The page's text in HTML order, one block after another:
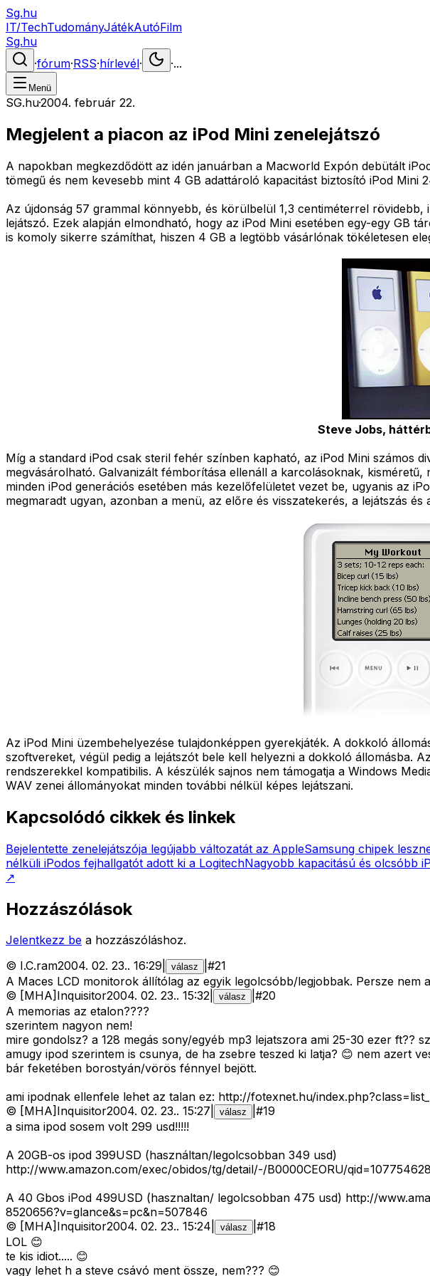
Sg.hu
IT/TechTudományJátékAutóFilm
Sg.hu
·fórum·RSS·hírlevél· ·...
Menü
SG.hu·2004. február 22.
Megjelent a piacon az iPod Mini zenelejátszó
A napokban megkezdődött az idén januárban a Macworld Expón debütált
tömegű és nem kevesebb mint 4 GB adattároló kapacitást biztosító iPod Mini
Az újdonság 57 grammal könnyebb, és körülbelül 1,3 centiméterrel
lejátszó. Ezek alapján elmondható, hogy az iPod Mini esetében egy-egy GB
is komoly sikerre számíthat, hiszen 4 GB a legtöbb vásárlónak tökéletesen
Steve Jobs,
Míg a standard iPod csak steril fehér színben kapható, az iPod Mini számos
megvásárolható. Galvanizált fémborítása ellenáll a karcolásoknak,
minden iPod generációs esetében más kezelőfelületet vezet be, ugyanis az
megmaradt ugyan, azonban a menü, az előre és visszatekerés, a lejátszás
Az iPod Mini üzembehelyezése tulajdonképpen gyerekjáték. A dokkoló
szoftvereket, végül pedig a lejátszót bele kell helyezni a dokkoló állomásba.
rendszerekkel kompatibilis. A készülék sajnos nem támogatja a Windows
WAV zenei állományokat minden további nélkül képes lejátszani.
Kapcsolódó cikkek és linkek
Bejelentette zenelejátszója legújabb változatát az AppleSamsung chipek
nélküli iPodos fejhallgatót adott ki a LogitechNagyobb kapacitású és olcsóbb
↗
Hozzászólások
Jelentkezz be a hozzászóláshoz.
© I.C.ram2004. 02. 23.. 16:29 válasz #21
A Maces LCD monitorok állítólag az egyik legolcsóbb/legjobbak. Persze nem
© [MHA]Inquisitor2004. 02. 23.. 15:32 válasz #20
A memorias az etalon????
szerintem nagyon nem!
mire gondolsz? a 128 megás sony/egyéb mp3 lejatszora ami 25-30 ezer ft??
amugy ipod szerintem is csunya, de ha zsebre teszed ki latja? 😊 nem azert
bár feketében borostyán/vörös fénnyel bejött.
ami ipodnak ellenfele lehet az talan ez: http://fotexnet.hu/
© [MHA]Inquisitor2004. 02. 23.. 15:27 válasz #19
a sima ipod sosem volt 299 usd!!!!!
A 20GB-os ipod 399USD (használtan/legolcsobban 349 usd)
http://www.amazon.com/exec/obidos/tg/detail/-/B0000CEORU/
A 40 Gbos iPod 499USD (hasznaltan/ legolcsobban 475 usd) http://
8520656?v=glance&s=pc&n=507846
© [MHA]Inquisitor2004. 02. 23.. 15:24 válasz #18
LOL 😊
te kis idiot..... 😊
vagy lehet h a steve csávó ment össze, nem??? 😊